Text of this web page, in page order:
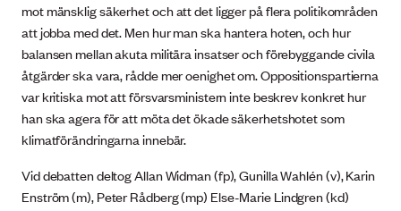
mot mänsklig säkerhet och att det ligger på flera politikområden
att jobba med det. Men hur man ska hantera hoten, och hur
balansen mellan akuta militära insatser och förebyggande civila
åtgärder ska vara, rådde mer oenighet om. Oppositionspartierna
var kritiska mot att försvarsministern inte beskrev konkret hur
han ska agera för att möta det ökade säkerhetshotet som
klimatförändringarna innebär.
Vid debatten deltog Allan Widman (fp), Gunilla Wahlén (v), Karin
Enström (m), Peter Rådberg (mp) Else-Marie Lindgren (kd)